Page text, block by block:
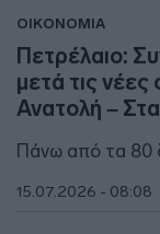
ΟΙΚΟΝΟΜΙΑ
Πετρέλαιο:
μετά τις
Ανατολή –
Πάνω από τα 80
15.07.2026 - 08:08